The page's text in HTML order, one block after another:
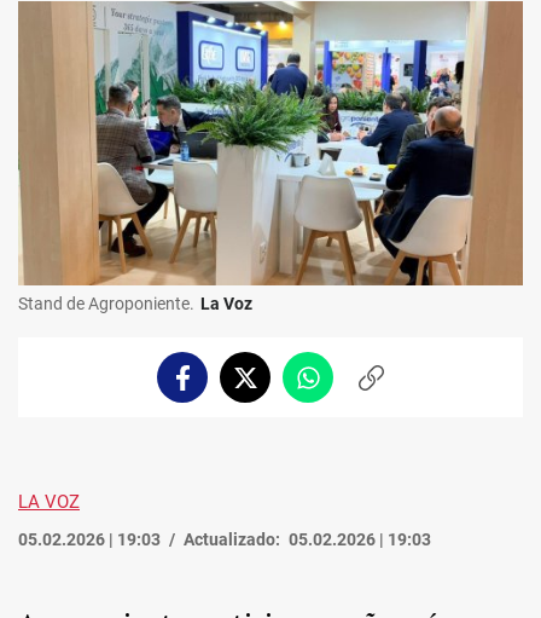
Stand de Agroponiente. La Voz
FacebookTwitterWhatsappCopiar
LA VOZ
05.02.2026 | 19:03 Actualizado: 05.02.2026 | 19:03